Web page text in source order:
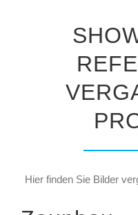
Hier finden Sie Bilder